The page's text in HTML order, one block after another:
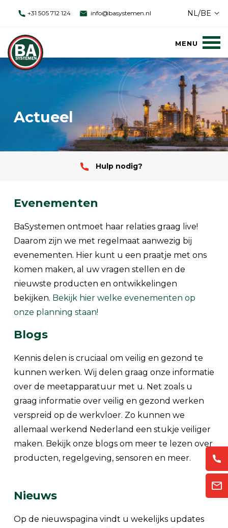
+31 505 712 124 info@basystemen.nl NL/BE
Actueel
Hulp nodig?
Evenementen
BaSystemen ontmoet haar relaties graag live!
Daarom zijn we met regelmaat aanwezig bij
evenementen. Hier kunt u een praatje met ons
komen maken, al uw vragen stellen en de
nieuwste producten en ontwikkelingen
bekijken. Bekijk hier welke evenementen op
onze planning staan!
Blogs
Kennis delen is cruciaal om veilig en gezond te
kunnen werken. Wij delen graag onze informatie
over de meetapparatuur met u. Net zoals u
graag informatie over veilig en gezond werken
verspreid op de werkvloer. Zo kunnen we
allemaal werkend Nederland een stukje veiliger
maken. Bekijk onze blogs om meer te lezen over
producten, regelgeving, sensoren en meer.
Nieuws
Op de nieuwspagina vindt u wekelijks updates